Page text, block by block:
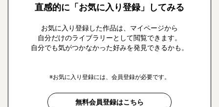
直感的に「お気に入り登録」してみる
お気に入り登録した作品は、マイページから
自分だけのライブラリーとして閲覧できます。
自分でも気がつかなかった好みを発見できるかも。
※お気に入り登録には、会員登録が必要です。
無料会員登録はこちら